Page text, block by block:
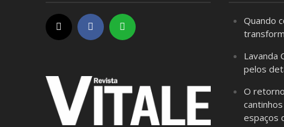
Quando
Lavanda
pelos
O
espaços